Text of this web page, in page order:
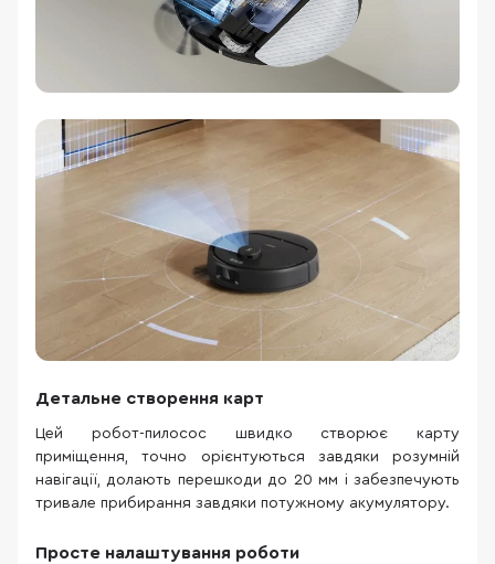
Детальне створення карт
Цей робот-пилосос швидко створює карту
приміщення, точно орієнтуються завдяки розумній
навігації, долають перешкоди до 20 мм і забезпечують
тривале прибирання завдяки потужному акумулятору.
Просте налаштування роботи